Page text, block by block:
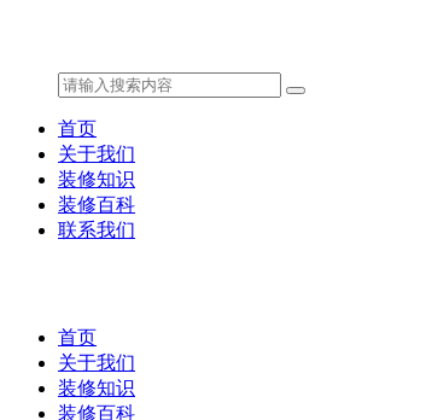
首页
关于我们
装修知识
装修百科
联系我们
首页
关于我们
装修知识
装修百科